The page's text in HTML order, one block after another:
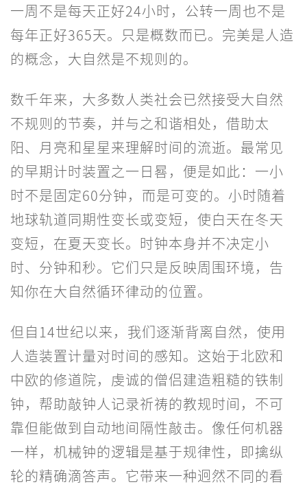
一周不是每天正好24小时，公转一周也不是
每年正好365天。只是概数而已。完美是人造
的概念，大自然是不规则的。
数千年来，大多数人类社会已然接受大自然
不规则的节奏，并与之和谐相处，借助太
阳、月亮和星星来理解时间的流逝。最常见
的早期计时装置之一日晷，便是如此：一小
时不是固定60分钟，而是可变的。小时随着
地球轨道同期性变长或变短，使白天在冬天
变短，在夏天变长。时钟本身并不决定小
时、分钟和秒。它们只是反映周围环境，告
知你在大自然循环律动的位置。
但自14世纪以来，我们逐渐背离自然，使用
人造装置计量对时间的感知。这始于北欧和
中欧的修道院，虔诚的僧侣建造粗糙的铁制
钟，帮助敲钟人记录祈祷的教规时间，不可
靠但能做到自动地间隔性敲击。像任何机器
一样，机械钟的逻辑是基于规律性，即擒纵
轮的精确滴答声。它带来一种迥然不同的看